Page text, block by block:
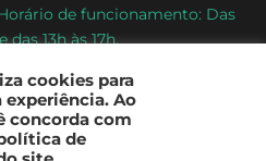
de funcionamento: Das
das 13h às 17h.
de Alagoas
direitos reservados
cookies para
experiência. Ao
concorda com
de